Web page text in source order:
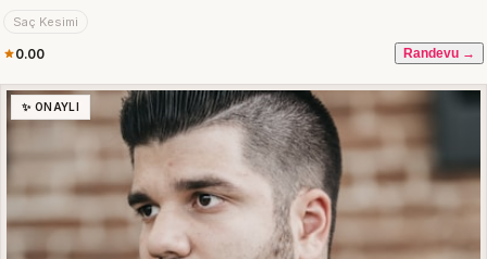
Saç Kesimi
0.00 Randevu →
✨ ONAYLI